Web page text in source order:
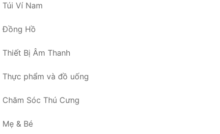
Túi Ví Nam
Đồng Hồ
Thiết Bị Âm Thanh
Thực phẩm và đồ uống
Chăm Sóc Thú Cưng
Mẹ & Bé